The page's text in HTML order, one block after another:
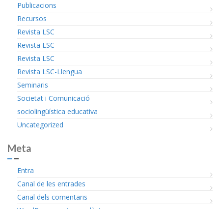
Publicacions
Recursos
Revista LSC
Revista LSC
Revista LSC
Revista LSC-Llengua
Seminaris
Societat i Comunicació
sociolingüística educativa
Uncategorized
Meta
Entra
Canal de les entrades
Canal dels comentaris